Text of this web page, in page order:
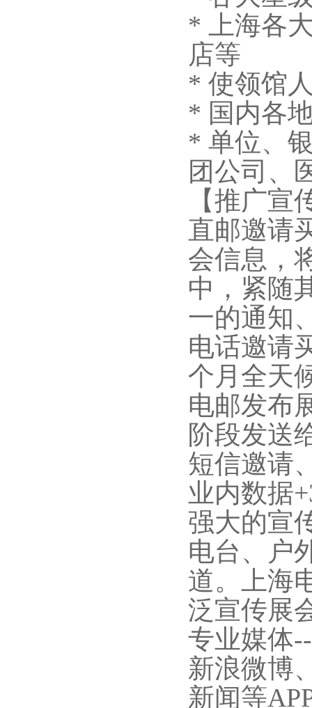
* 上海各
店等
* 使领馆
* 国内各
* 单位、
团公司、
【推广宣
直邮邀请
会信息，
中，紧随
一的通知
电话邀请
个月全天
电邮发布
阶段发送
短信邀请
业内数据
强大的宣
电台、户
道。上海
泛宣传展
专业媒体
新浪微博
新闻等